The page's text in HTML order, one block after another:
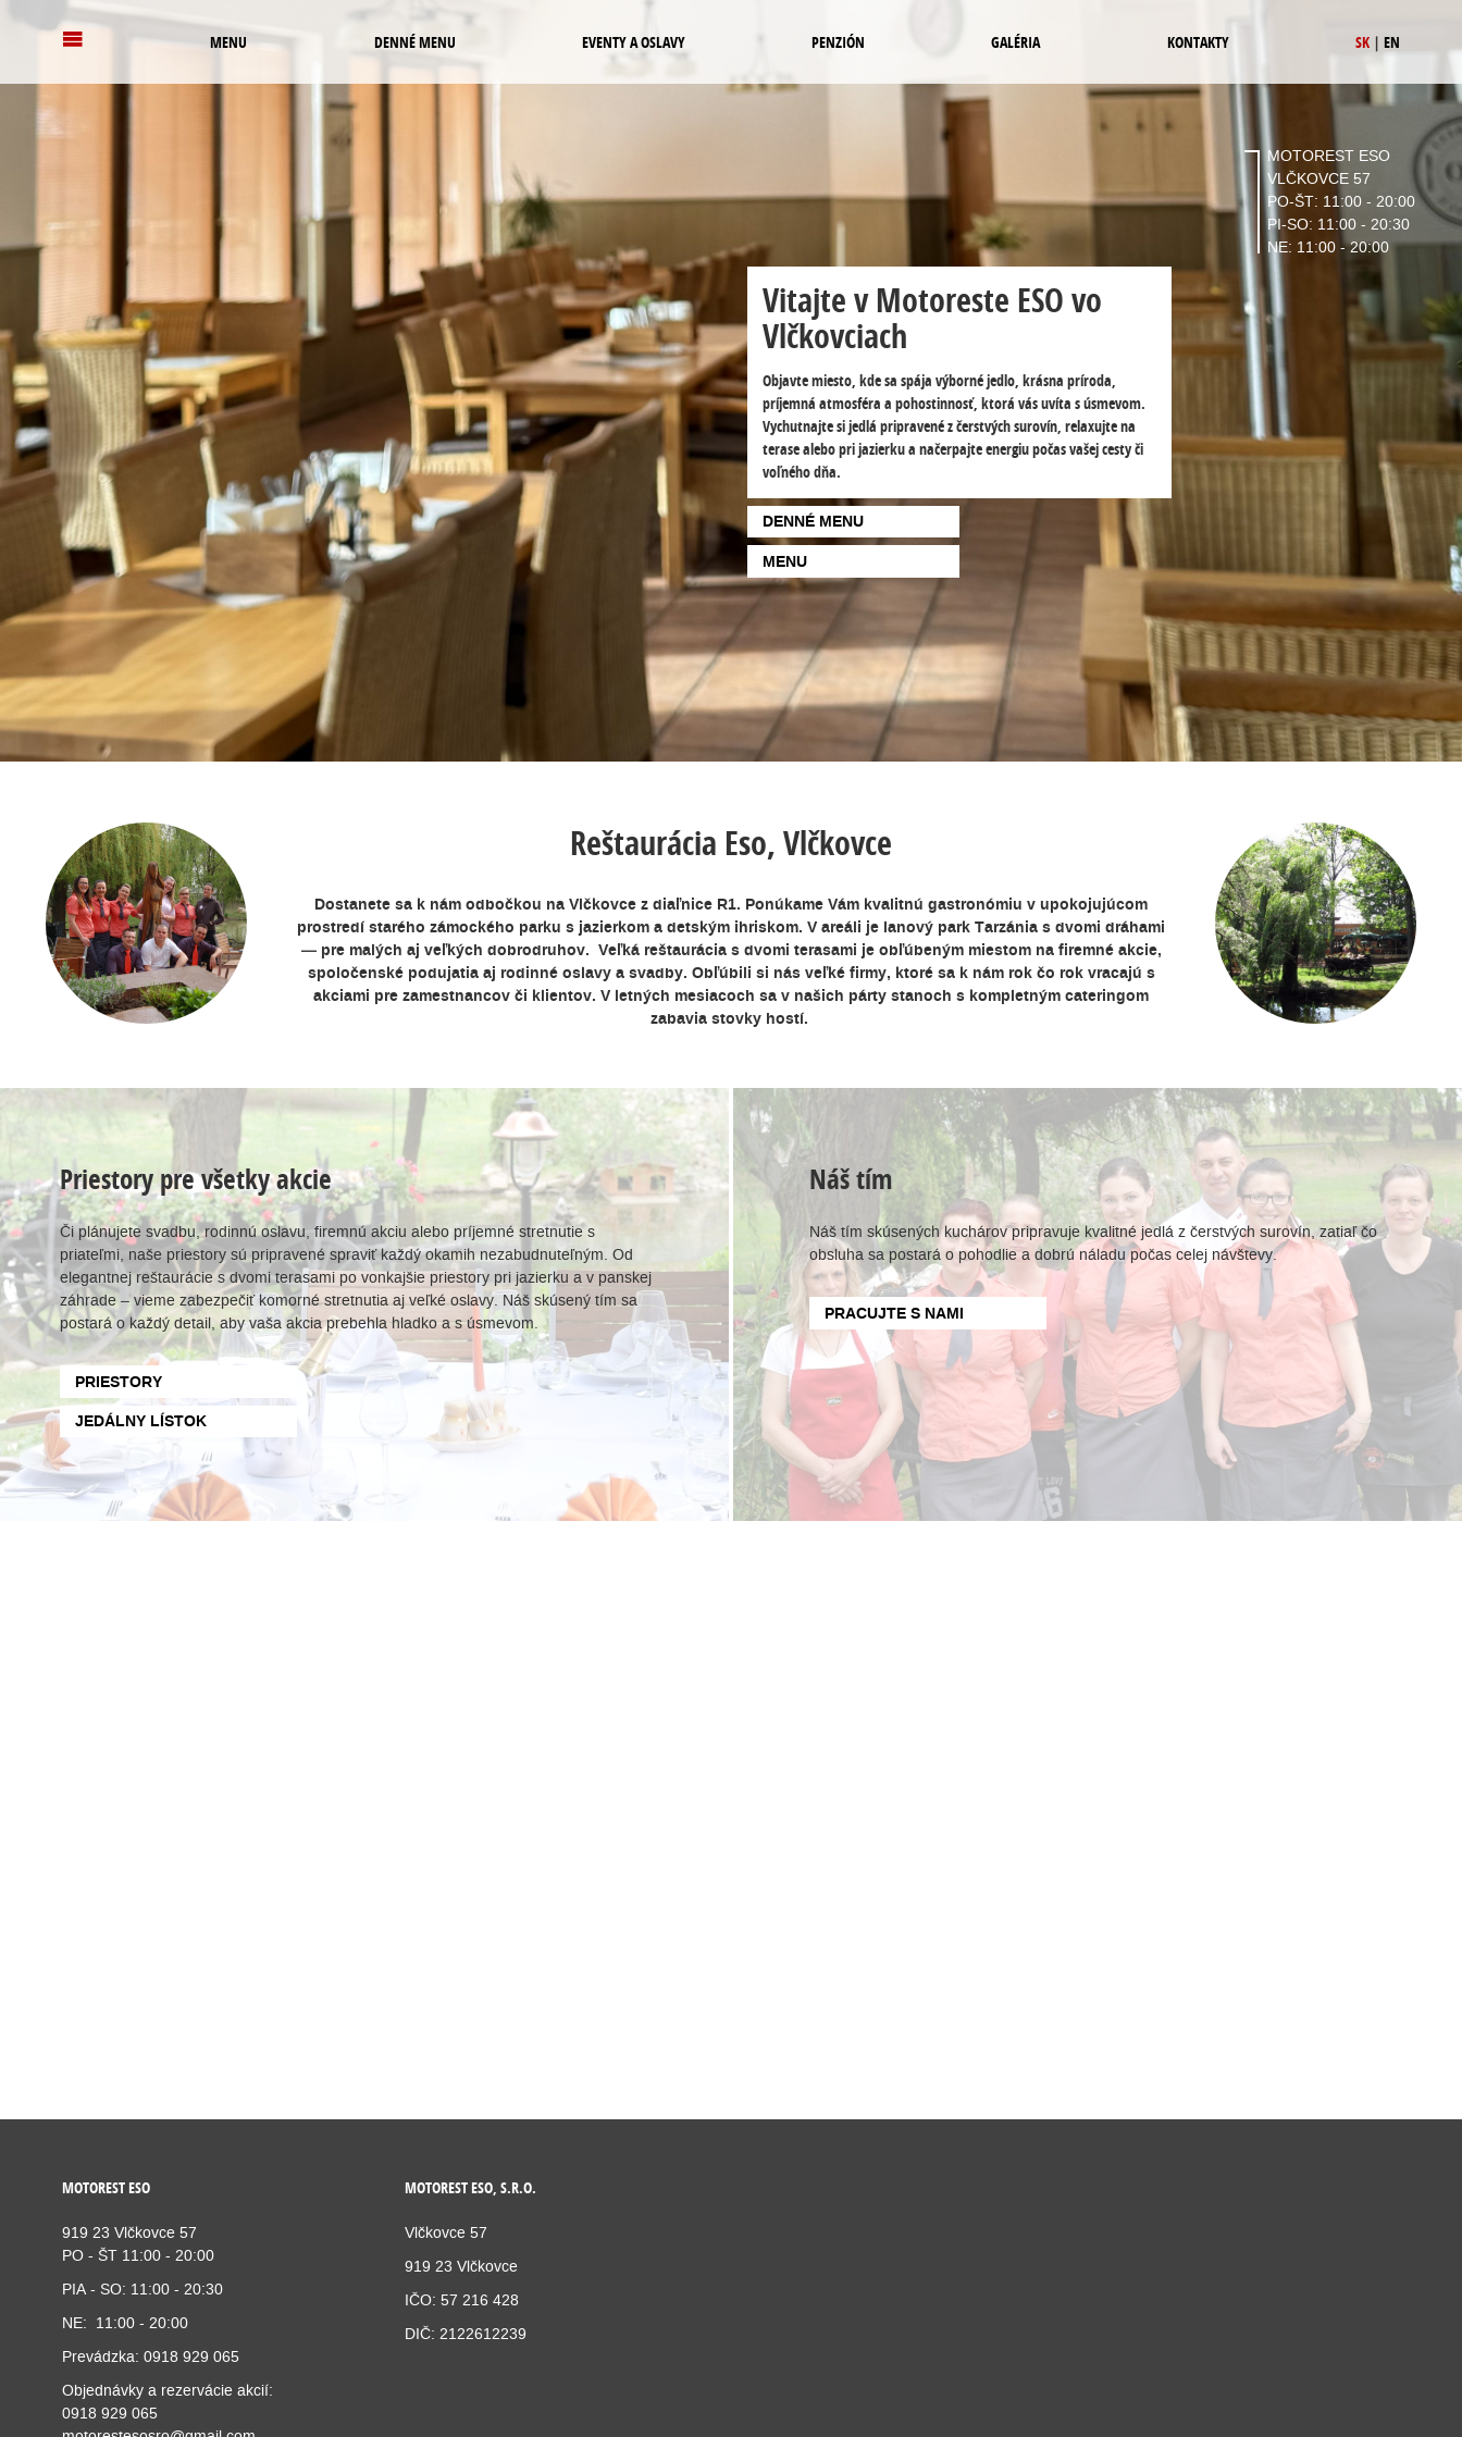
MENU DENNÉ MENU EVENTY A OSLAVY PENZIÓN GALÉRIA KONTAKTY SK| EN
MOTOREST ESO
VLČKOVCE 57
PO-ŠT: 11:00 - 20:00
PI-SO: 11:00 - 20:30
NE: 11:00 - 20:00
Vitajte v Motoreste ESO vo
Vlčkovciach
Objavte miesto, kde sa spája výborné jedlo, krásna príroda,
príjemná atmosféra a pohostinnosť, ktorá vás uvíta s úsmevom.
Vychutnajte si jedlá pripravené z čerstvých surovín, relaxujte na
terase alebo pri jazierku a načerpajte energiu počas vašej cesty či
voľného dňa.
DENNÉ MENU
MENU
Reštaurácia Eso, Vlčkovce
Dostanete sa k nám odbočkou na Vlčkovce z diaľnice R1. Ponúkame Vám kvalitnú gastronómiu v upokojujúcom
prostredí starého zámockého parku s jazierkom a detským ihriskom. V areáli je lanový park Tarzánia s dvomi dráhami
— pre malých aj veľkých dobrodruhov. Veľká reštaurácia s dvomi terasami je obľúbeným miestom na firemné akcie,
spoločenské podujatia aj rodinné oslavy a svadby. Obľúbili si nás veľké firmy, ktoré sa k nám rok čo rok vracajú s
akciami pre zamestnancov či klientov. V letných mesiacoch sa v našich párty stanoch s kompletným cateringom
zabavia stovky hostí.
Priestory pre všetky akcie
Či plánujete svadbu, rodinnú oslavu, firemnú akciu alebo príjemné stretnutie s
priateľmi, naše priestory sú pripravené spraviť každý okamih nezabudnuteľným. Od
elegantnej reštaurácie s dvomi terasami po vonkajšie priestory pri jazierku a v panskej
záhrade – vieme zabezpečiť komorné stretnutia aj veľké oslavy. Náš skúsený tím sa
postará o každý detail, aby vaša akcia prebehla hladko a s úsmevom.
PRIESTORY
JEDÁLNY LÍSTOK
Náš tím
Náš tím skúsených kuchárov pripravuje kvalitné jedlá z čerstvých surovín, zatiaľ čo
obsluha sa postará o pohodlie a dobrú náladu počas celej návštevy.
PRACUJTE S NAMI
MOTOREST ESO
919 23 Vlčkovce 57
PO - ŠT 11:00 - 20:00
PIA - SO: 11:00 - 20:30
NE: 11:00 - 20:00
Prevádzka: 0918 929 065
Objednávky a rezervácie akcií:
0918 929 065
MOTOREST ESO, S.R.O.
Vlčkovce 57
919 23 Vlčkovce
IČO: 57 216 428
DIČ: 2122612239